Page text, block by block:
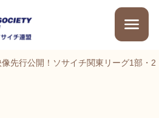
像先行公開！ソサイチ関東リーグ1部・2